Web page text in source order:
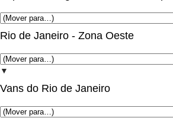
Rio de Janeiro - Zona Oeste
▼
Vans do Rio de Janeiro